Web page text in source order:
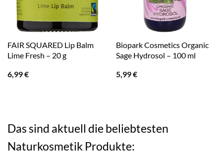
FAIR SQUARED Lip Balm
Lime Fresh – 20 g
6,99€
Biopark Cosmetics Organic
Sage Hydrosol – 100 ml
5,99€
Das sind aktuell die beliebtesten
Naturkosmetik Produkte: